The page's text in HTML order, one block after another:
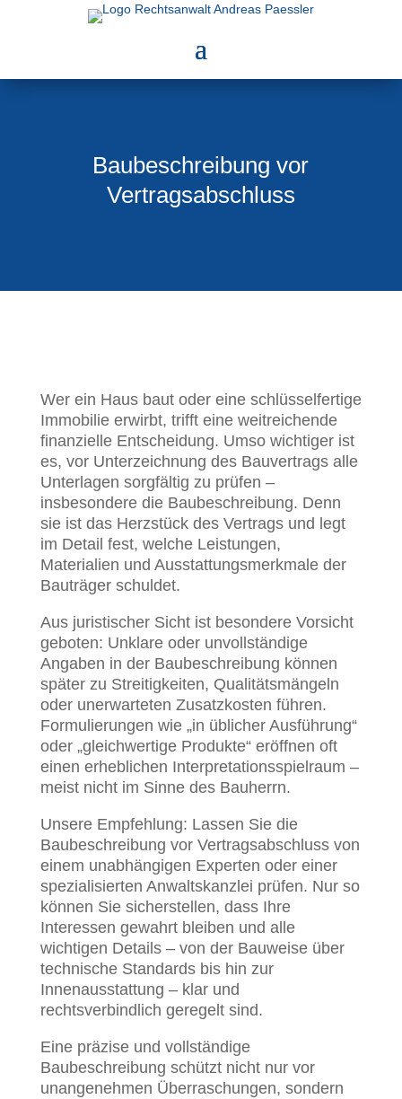
Baubeschreibung vor
Vertragsabschluss
Wer ein Haus baut oder eine schlüsselfertige
Immobilie erwirbt, trifft eine weitreichende
finanzielle Entscheidung. Umso wichtiger ist
es, vor Unterzeichnung des Bauvertrags alle
Unterlagen sorgfältig zu prüfen –
insbesondere die Baubeschreibung. Denn
sie ist das Herzstück des Vertrags und legt
im Detail fest, welche Leistungen,
Materialien und Ausstattungsmerkmale der
Bauträger schuldet.
Aus juristischer Sicht ist besondere Vorsicht
geboten: Unklare oder unvollständige
Angaben in der Baubeschreibung können
später zu Streitigkeiten, Qualitätsmängeln
oder unerwarteten Zusatzkosten führen.
Formulierungen wie „in üblicher Ausführung“
oder „gleichwertige Produkte“ eröffnen oft
einen erheblichen Interpretationsspielraum –
meist nicht im Sinne des Bauherrn.
Unsere Empfehlung: Lassen Sie die
Baubeschreibung vor Vertragsabschluss von
einem unabhängigen Experten oder einer
spezialisierten Anwaltskanzlei prüfen. Nur so
können Sie sicherstellen, dass Ihre
Interessen gewahrt bleiben und alle
wichtigen Details – von der Bauweise über
technische Standards bis hin zur
Innenausstattung – klar und
rechtsverbindlich geregelt sind.
Eine präzise und vollständige
Baubeschreibung schützt nicht nur vor
unangenehmen Überraschungen, sondern